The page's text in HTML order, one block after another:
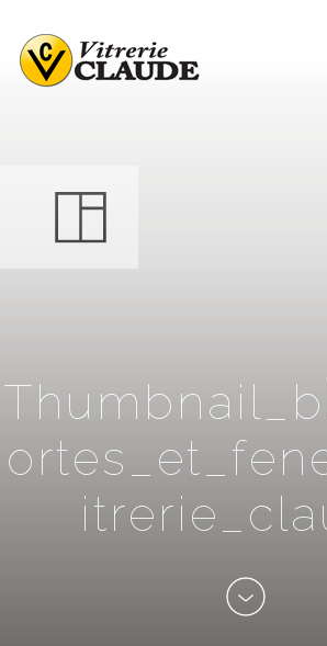
Thumbnai l b
ortes et fen
itrerie cla